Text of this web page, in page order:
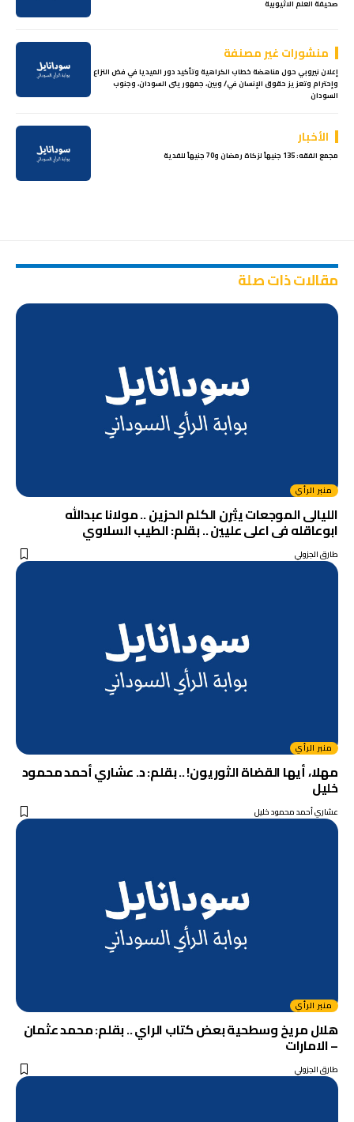
صحيفة العلم الاثيوبية
منشورات غير مصنفة
إعلان نيروبي حول مناهضة خطاب الكراهية وتأكيد دور الميديا في فض النزاع
وإحترام وتعزيز حقوق الإنسان في/ وبين، جمهوريتى السودان، وجنوب
السودان
الأخبار
مجمع الفقه: 135 جنيهاً لزكاة رمضان و70 جنيهاً للفدية
مقالات ذات صلة
منبر الرأي
الليالى الموجعات يثِرن الكلم الحزين .. مولانا عبدالله
ابوعاقله فى اعلى عليين .. بقلم: الطيب السلاوي
طارق الجزولي
منبر الرأي
مهلا، أيها القضاة الثوريون! .. بقلم: د. عشاري أحمد محمود
خليل
عشاري أحمد محمود خليل
منبر الرأي
هلال مريخ وسطحية بعض كتاب الراي .. بقلم: محمد عثمان
– الامارات
طارق الجزولي